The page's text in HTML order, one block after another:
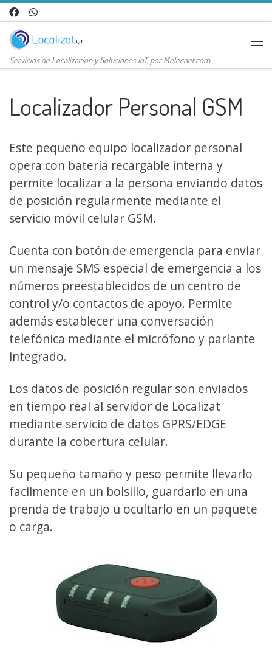
Saltar al contenido
Servicios de Localizacion y Soluciones IoT, por Melecnet.com
Localizador Personal GSM
Este pequeño equipo localizador personal
opera con batería recargable interna y
permite localizar a la persona enviando datos
de posición regularmente mediante el
servicio móvil celular GSM.
Cuenta con botón de emergencia para enviar
un mensaje SMS especial de emergencia a los
números preestablecidos de un centro de
control y/o contactos de apoyo. Permite
además establecer una conversación
telefónica mediante el micrófono y parlante
integrado.
Los datos de posición regular son enviados
en tiempo real al servidor de Localizat
mediante servicio de datos GPRS/EDGE
durante la cobertura celular.
Su pequeño tamaño y peso permite llevarlo
facilmente en un bolsillo, guardarlo en una
prenda de trabajo u ocultarlo en un paquete
o carga.